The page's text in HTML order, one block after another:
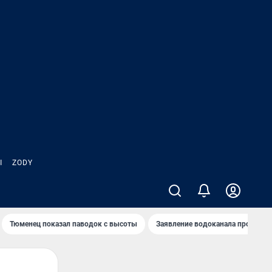
ZODY
Тюменец показал паводок с высоты Заявление водоканала про